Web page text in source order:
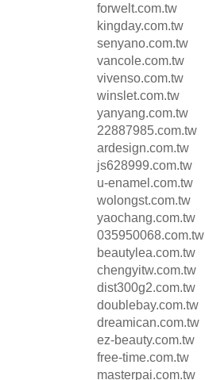
forwelt.com.tw
kingday.com.tw
senyano.com.tw
vancole.com.tw
vivenso.com.tw
winslet.com.tw
yanyang.com.tw
22887985.com.tw
ardesign.com.tw
js628999.com.tw
u-enamel.com.tw
wolongst.com.tw
yaochang.com.tw
035950068.com.tw
beautylea.com.tw
chengyitw.com.tw
dist300g2.com.tw
doublebay.com.tw
dreamican.com.tw
ez-beauty.com.tw
free-time.com.tw
masterpai.com.tw